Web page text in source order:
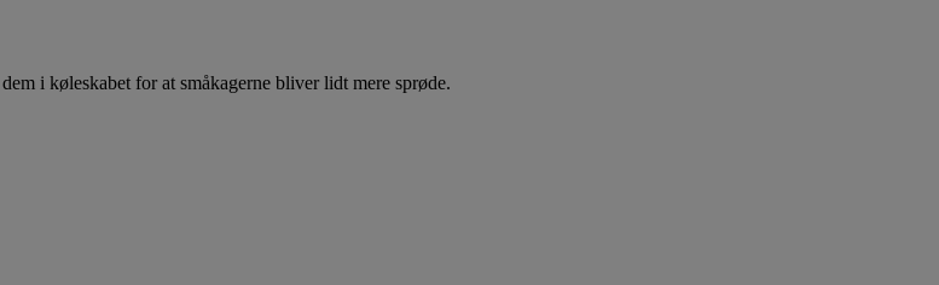
i køleskabet for at småkagerne bliver lidt mere sprøde.